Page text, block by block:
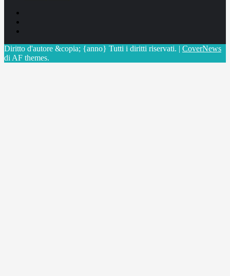
Diritto d'autore &copia; {anno} Tutti i diritti riservati. | CoverNews
di AF themes.